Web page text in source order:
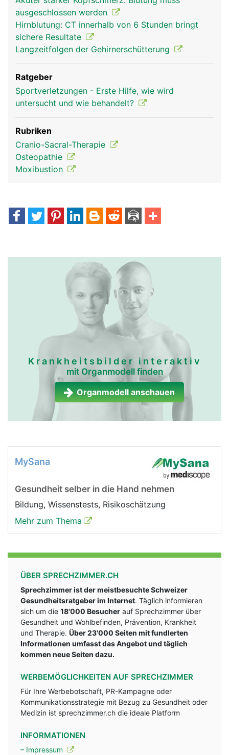
ausgeschlossen werden
Hirnblutung: CT innerhalb von 6 Stunden bringt
sichere Resultate
Langzeitfolgen der Gehirnerschütterung
Ratgeber
Sportverletzungen - Erste Hilfe, wie wird
untersucht und wie behandelt?
Rubriken
Cranio-Sacral-Therapie
Osteopathie
Moxibustion
Krankheitsbilder interaktiv
mit Organmodell finden
Organmodell anschauen
MySana
Gesundheit selber in die Hand nehmen
Bildung, Wissenstests, Risikoschätzung
Mehr zum Thema
ÜBER SPRECHZIMMER.CH
Sprechzimmer ist der meistbesuchte Schweizer
Gesundheitsratgeber im Internet. Täglich informieren
sich um die 18'000 Besucher auf Sprechzimmer über
Gesundheit und Wohlbefinden, Prävention, Krankheit
und Therapie. Über 23'000 Seiten mit fundlerten
Informationen umfasst das Angebot und täglich
kommen neue Seiten dazu.
WERBEMÖGLICHKEITEN AUF SPRECHZIMMER
Für Ihre Werbebotschaft, PR-Kampagne oder
Kommunikationsstrategie mit Bezug zu Gesundheit oder
Medizin ist sprechzimmer.ch die ideale Platform
INFORMATIONEN
– Impressum